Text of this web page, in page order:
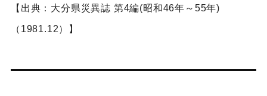
【出典：大分県災異誌 第4編(昭和46年～55年)
（1981.12）】